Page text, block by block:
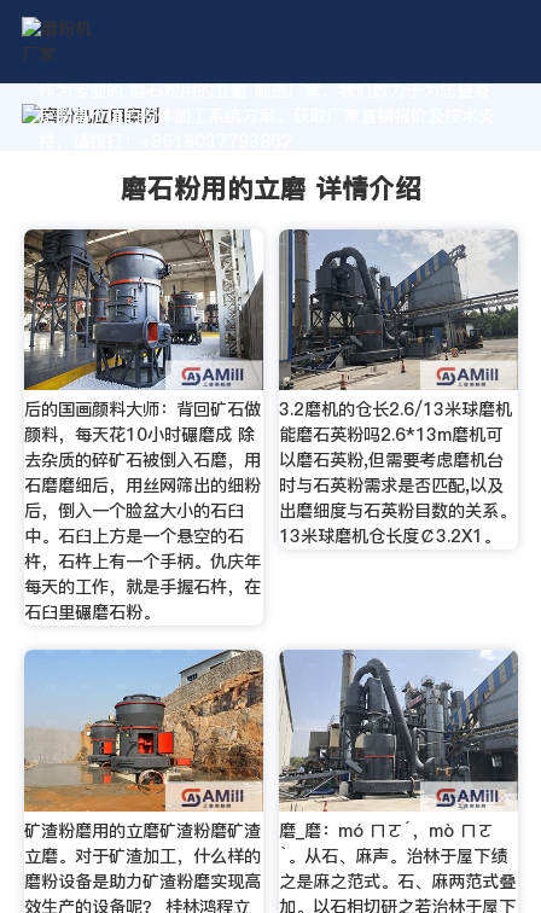
作为专业的 磨石粉用的立磨 制造厂家，我们致力于为您量身
定制高价值的粉体加工系统方案。获取厂家直销报价及技术支
磨石粉用的立磨 详情介绍
后的国画颜料大师：背回矿石做
颜料，每天花10小时碾磨成 除
去杂质的碎矿石被倒入石磨，用
石磨磨细后，用丝网筛出的细粉
后，倒入一个脸盆大小的石臼
中。石臼上方是一个悬空的石
杵，石杵上有一个手柄。仇庆年
每天的工作，就是手握石杵，在
石臼里碾磨石粉。
3.2磨机的仓长2.6/13米球磨机
能磨石英粉吗2.6*13m磨机可
以磨石英粉,但需要考虑磨机台
时与石英粉需求是否匹配,以及
出磨细度与石英粉目数的关系。
13米球磨机仓长度￠3.2X1。
矿渣粉磨用的立磨矿渣粉磨矿渣
立磨。对于矿渣加工，什么样的
磨粉设备是助力矿渣粉磨实现高
效生产的设备呢？ 桂林鸿程立
磨_磨：mó ㄇㄛˊ，mò ㄇㄛ
ˋ。从石、麻声。治林于屋下绩
之是麻之范式。石、麻两范式叠
加。以石相切研之若治林于屋下